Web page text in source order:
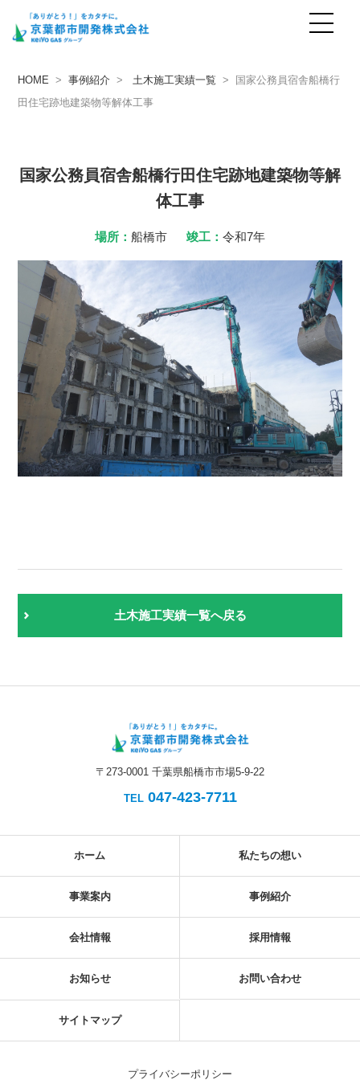
事例紹介
HOME >事例紹介 >土木施工実績一覧 > 国家公務員宿舎船橋行
田住宅跡地建築物等解体工事
国家公務員宿舎船橋行田住宅跡地建築物等解
体工事
場所： 船橋市 竣工： 令和7年
土木施工実績一覧へ戻る
〒273-0001 千葉県船橋市市場5-9-22
TEL 047-423-7711
ホーム 私たちの想い
事業案内 事例紹介
会社情報 採用情報
お知らせ お問い合わせ
サイトマップ
プライバシーポリシー